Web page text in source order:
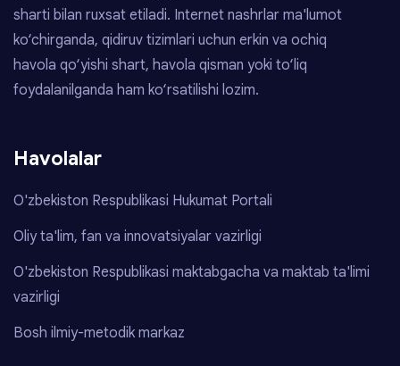
sharti bilan ruxsat etiladi. Internet nashrlar ma'lumot
ko‘chirganda, qidiruv tizimlari uchun erkin va ochiq
havola qo‘yishi shart, havola qisman yoki to‘liq
foydalanilganda ham ko‘rsatilishi lozim.
Havolalar
O'zbekiston Respublikasi Hukumat Portali
Oliy ta'lim, fan va innovatsiyalar vazirligi
O'zbekiston Respublikasi maktabgacha va maktab ta'limi
vazirligi
Bosh ilmiy-metodik markaz